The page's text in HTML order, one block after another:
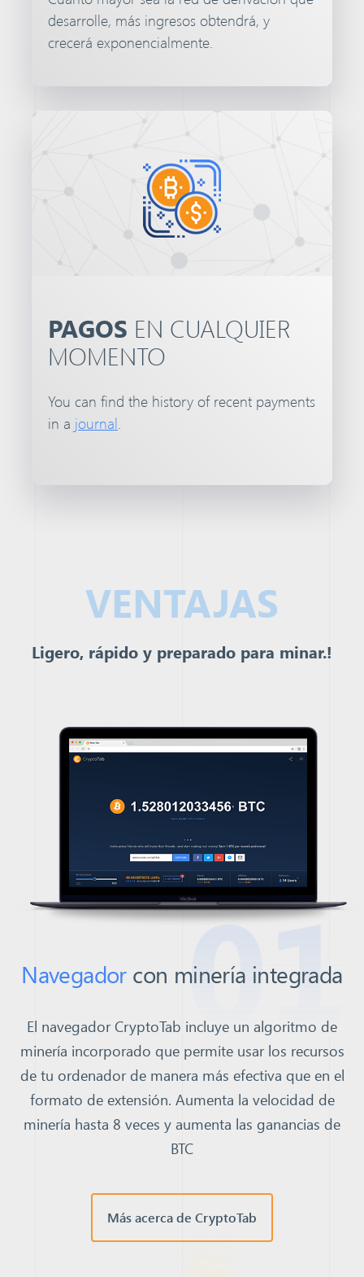
desarrolle, más ingresos obtendrá, y
crecerá exponencialmente.
PAGOS EN CUALQUIER
MOMENTO
You can find the history of recent payments
in a journal.
VENTAJAS
Ligero, rápido y preparado para minar.!
Navegadorcon minería integrada
El navegador CryptoTab incluye un algoritmo de
minería incorporado que permite usar los recursos
de tu ordenador de manera más efectiva que en el
formato de extensión. Aumenta la velocidad de
minería hasta 8 veces y aumenta las ganancias de
BTC
Más acerca de CryptoTab
01